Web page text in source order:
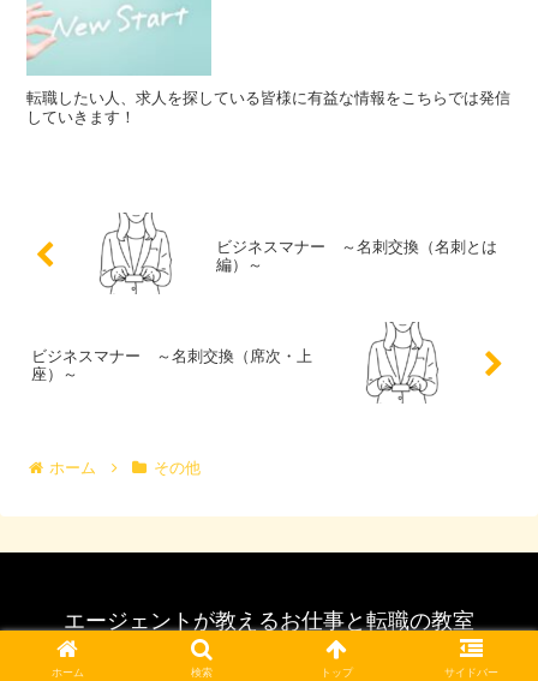
転職したい人、求人を探している皆様に有益な情報をこちらでは発信
していきます！
ビジネスマナー ～名刺交換（名刺とは
編）～
ビジネスマナー ～名刺交換（席次・上
座）～
ホーム その他
エージェントが教えるお仕事と転職の教室
© 2021 dipross Co.,Ltd.
ホーム 検索 トップ サイドバー